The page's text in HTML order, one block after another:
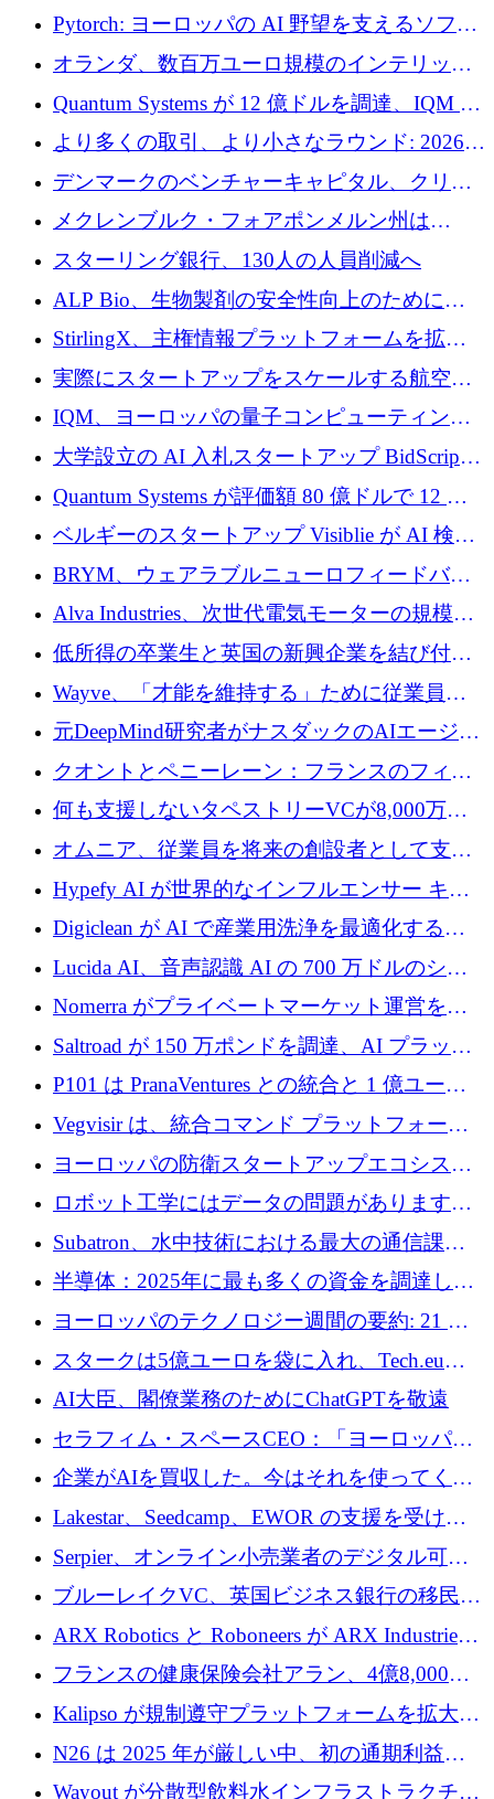
に 1,800 万ドルを調達
Pytorch: ヨーロッパの AI 野望を支えるソフト
ウェア層
オランダ、数百万ユーロ規模のインテリック
との提携で軍用ドローンにソフトウェアファ
ースト戦略を採用
Quantum Systems が 12 億ドルを調達、IQM が
米国の主要取引所で初の欧州量子企業とな
る、6 月に欧州のスタートアップ資金調達
より多くの取引、より小さなラウンド: 2026
年 6 月に欧州のスタートアップ資金調達
デンマークのベンチャーキャピタル、クリメ
ンタム・キャピタルが気候変動対策ハードウ
ェア投資として初回クローズで6,000万ユーロ
を確保
メクレンブルク・フォアポンメルン州は
Nextcloud を州全体に展開し、オープンソース
戦略を拡大
スターリング銀行、130人の人員削減へ
ALP Bio、生物製剤の安全性向上のために
Venture Kick から 16 万 1,000 ユーロを調達
StirlingX、主権情報プラットフォームを拡張
するためにシリーズ A で 2,000 万ドルを確保
実際にスタートアップをスケールする航空イ
ノベーション モデルを学ぶ
IQM、ヨーロッパの量子コンピューティング
企業として初めて米国の主要取引所に上場
大学設立の AI 入札スタートアップ BidScript
がプレシード資金総額 100 万ドルを突破
Quantum Systems が評価額 80 億ドルで 12 億
ドルを調達
ベルギーのスタートアップ Visiblie が AI 検索
の可視化のために 50 万ユーロを調達
BRYM、ウェアラブルニューロフィードバッ
クプラットフォームの開発に65万ユーロを確
Alva Industries、次世代電気モーターの規模拡
大に 1,600 万ユーロを調達
低所得の卒業生と英国の新興企業を結び付け
るためにCommon Pathを開始
Wayve、「才能を維持する」ために従業員に
8,500万ドルの株式公開買い付けを実施
元DeepMind研究者がナスダックのAIエージェ
ントを拡張するためにCreandumの資金調達で
記録を獲得
クオントとペニーレーン：フランスのフィン
テックの友人と敵
何も支援しないタペストリーVCが8,000万ド
ルの資金を調達、ロンドン事務所を開設
オムニア、従業員を将来の創設者として支援
するために Firedrop でファンドを立ち上げる
Hypefy AI が世界的なインフルエンサー キャ
ンペーンを自動化するためにシリーズ A で
720 万ドルを調達
Digiclean が AI で産業用洗浄を最適化するた
めに 250 万ユーロを調達
Lucida AI、音声認識 AI の 700 万ドルのシー
ドラウンドを終了
Nomerra がプライベートマーケット運営を自
動化するために 200 万ドルを調達
Saltroad が 150 万ポンドを調達、AI プラット
フォーム Ogma を買収して子ども向け言語療
P101 は PranaVentures との統合と 1 億ユーロ
のファンドによりシード投資に拡大
Vegvisir は、統合コマンド プラットフォーム
を通じて関連する無人システムを接続するた
めの資金を調達します
ヨーロッパの防衛スタートアップエコシステ
ムとなったハッカソン
ロボット工学にはデータの問題があります。
Macrodata Labs はそれを解決したいと考えて
Subatron、水中技術における最大の通信課題
の 1 つに取り組むために 16 万 2,000 ユーロを
半導体：2025年に最も多くの資金を調達した
10社
ヨーロッパのテクノロジー週間の要約: 21 億
ユーロの取引と Tech.eu Funding Explorer
スタークは5億ユーロを袋に入れ、Tech.eu
Funding Explorerの立ち上げ、そしてルクセン
ブルクの大きな野望
AI大臣、閣僚業務のためにChatGPTを敬遠
セラフィム・スペースCEO：「ヨーロッパは
追いつきつつある」
企業がAIを買収した。今はそれを使ってくれ
る人々が必要です
Lakestar、Seedcamp、EWOR の支援を受け、
SE3 が自律システム用の空間 AI プラットフォ
ームを発表
Serpier、オンライン小売業者のデジタル可視
性向上を支援するために 140 万ユーロを調達
ブルーレイクVC、英国ビジネス銀行の移民主
導スタートアップ支援で初のファンド獲得に
ARX Robotics と Roboneers が ARX Industries
を設立し、無人地上車両の生産を拡大
フランスの健康保険会社アラン、4億8,000万
ユーロの資金調達ラウンドで合意
Kalipso が規制遵守プラットフォームを拡大す
るために 320 万ドルを調達
N26 は 2025 年が厳しい中、初の通期利益を
達成
Wayout が分散型飲料水インフラストラクチャ